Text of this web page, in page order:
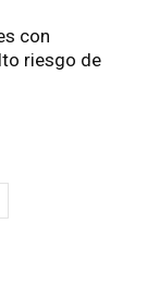
con
riesgo de